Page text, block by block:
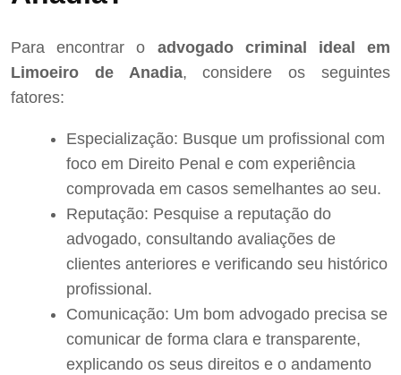
Para encontrar o advogado criminal ideal em
Limoeiro de Anadia, considere os seguintes
fatores:
Especialização: Busque um profissional com
foco em Direito Penal e com experiência
comprovada em casos semelhantes ao seu.
Reputação: Pesquise a reputação do
advogado, consultando avaliações de
clientes anteriores e verificando seu histórico
profissional.
Comunicação: Um bom advogado precisa se
comunicar de forma clara e transparente,
explicando os seus direitos e o andamento